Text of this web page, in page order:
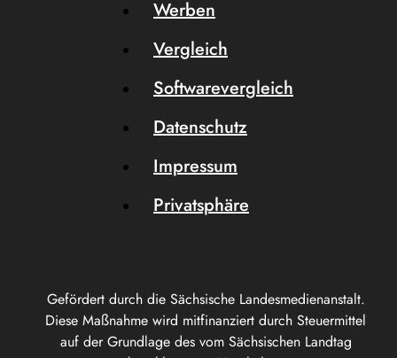
Gefördert durch die Sächsische Landesmedienanstalt.
Diese Maßnahme wird mitfinanziert durch Steuermittel
auf der Grundlage des vom Sächsischen Landtag
Werben
Vergleich
Softwarevergleich
Datenschutz
Impressum
Privatsphäre